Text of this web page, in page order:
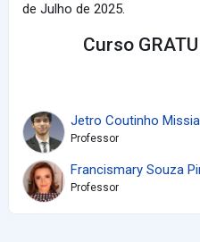
de Julho de 2025.
Curso
Jetro Coutinho
Professor
Francismary Souza
Professor